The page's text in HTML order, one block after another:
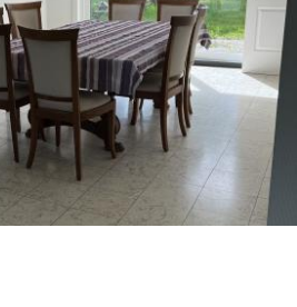
Huur:
435 €
Kosten:
160 €
Duur:
12 maanden, 11 maanden
Domiciliëring:
Toegelaten
Inrichting
Badkamer:
Gemeenschappelijk
Keuken:
Gemeenschappelijk
Oppervlakte:
190 m
2
Private kamers:
1